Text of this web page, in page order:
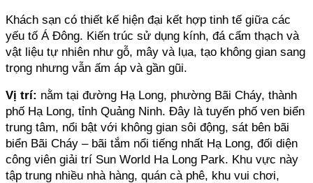
Khách sạn có thiết kế hiện đại kết hợp tinh tế giữa các
yếu tố Á Đông. Kiến trúc sử dụng kính, đá cẩm thạch và
vật liệu tự nhiên như gỗ, mây và lụa, tạo không gian sang
trọng nhưng vẫn ấm áp và gần gũi.
Vị trí: nằm tại đường Hạ Long, phường Bãi Cháy, thành
phố Hạ Long, tỉnh Quảng Ninh. Đây là tuyến phố ven biển
trung tâm, nổi bật với không gian sôi động, sát bên bãi
biển Bãi Cháy – bãi tắm nổi tiếng nhất Hạ Long, đối diện
công viên giải trí Sun World Ha Long Park. Khu vực này
tập trung nhiều nhà hàng, quán cà phê, khu vui chơi,